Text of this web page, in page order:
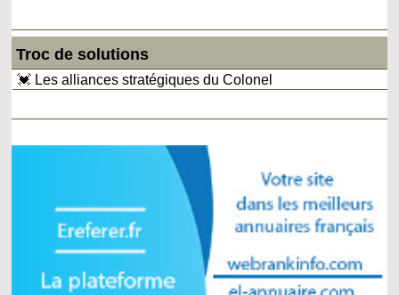
Troc de solutions
💓 Les alliances stratégiques du Colonel